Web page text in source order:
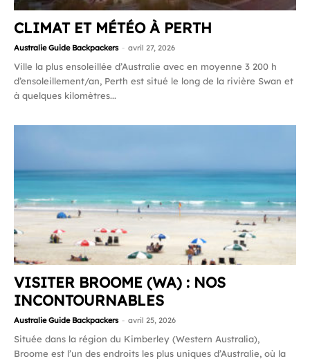
CLIMAT ET MÉTÉO À PERTH
Australie Guide Backpackers - avril 27, 2026
Ville la plus ensoleillée d’Australie avec en moyenne 3 200 h
d’ensoleillement/an, Perth est situé le long de la rivière Swan et
à quelques kilomètres...
VISITER BROOME (WA) : NOS
INCONTOURNABLES
Australie Guide Backpackers - avril 25, 2026
Située dans la région du Kimberley (Western Australia),
Broome est l’un des endroits les plus uniques d’Australie, où la